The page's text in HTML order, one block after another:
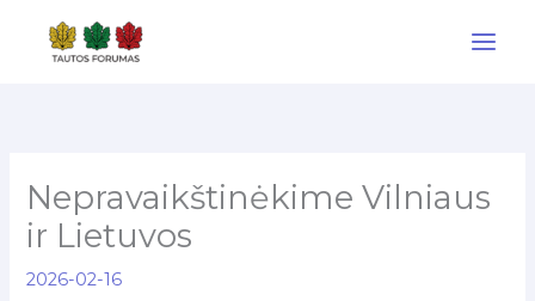
Nepravaikštinėkime Vilniaus
ir Lietuvos
2026-02-16